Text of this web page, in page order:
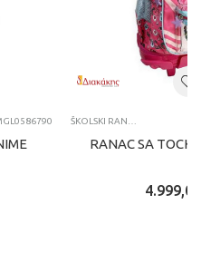
ŠKOLSKI RANČEVI
RANAC SA
4.999,00